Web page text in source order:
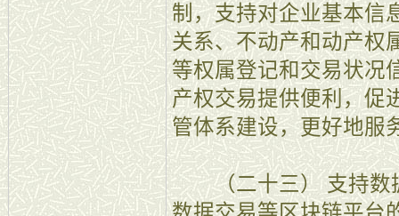
制，支持对企业基本信
关系、不动产和动产权
等权属登记和交易状况
产权交易提供便利，促
管体系建设，更好地服
（二十三） 支持数据